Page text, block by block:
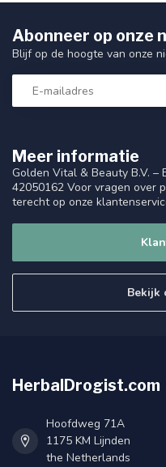
Meer informatie
Golden Vital & Beauty B.V. –
42050162 Voor vragen over
terecht op onze
Bekijk
Abonneer op onze
Blijf op de hoogte van onze
HerbalDrogist.com
Hoofdweg 71A
1175 KM Lijnden
the Netherlands